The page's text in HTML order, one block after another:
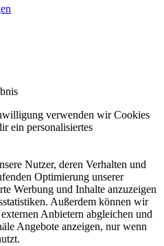
verwenden wir Cookies
ein personalisiertes
Nutzer, deren Verhalten und
Optimierung unserer
Werbung und Inhalte anzuzeigen
Außerdem können wir
Anbietern abgleichen und
Angebote anzeigen, nur wenn